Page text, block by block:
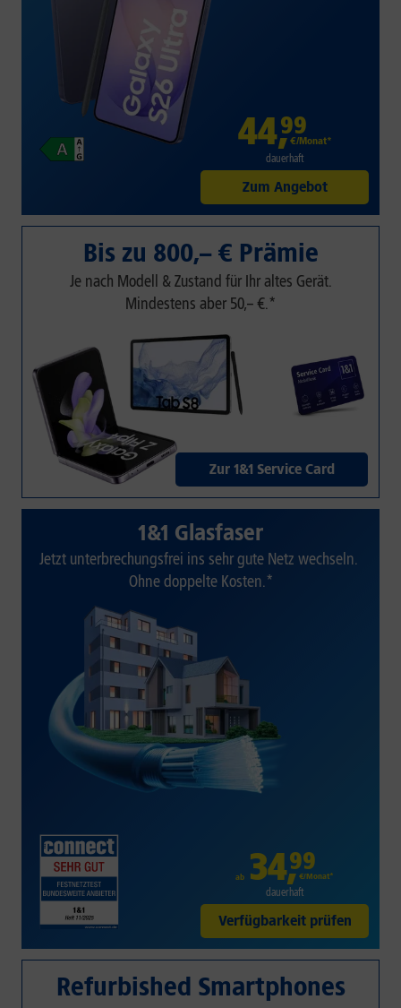
44,99
€/Monat*
dauerhaft
Zum Angebot
Bis zu 800,– € Prämie
Je nach Modell & Zustand für Ihr altes Gerät.
Mindestens aber 50,– €.*
Zur 1&1 Service Card
1&1 Glasfaser
Jetzt unterbrechungsfrei ins sehr gute Netz wechseln.
Ohne doppelte Kosten.*
ab 34,99
€/Monat*
dauerhaft
Verfügbarkeit prüfen
Refurbished Smartphones